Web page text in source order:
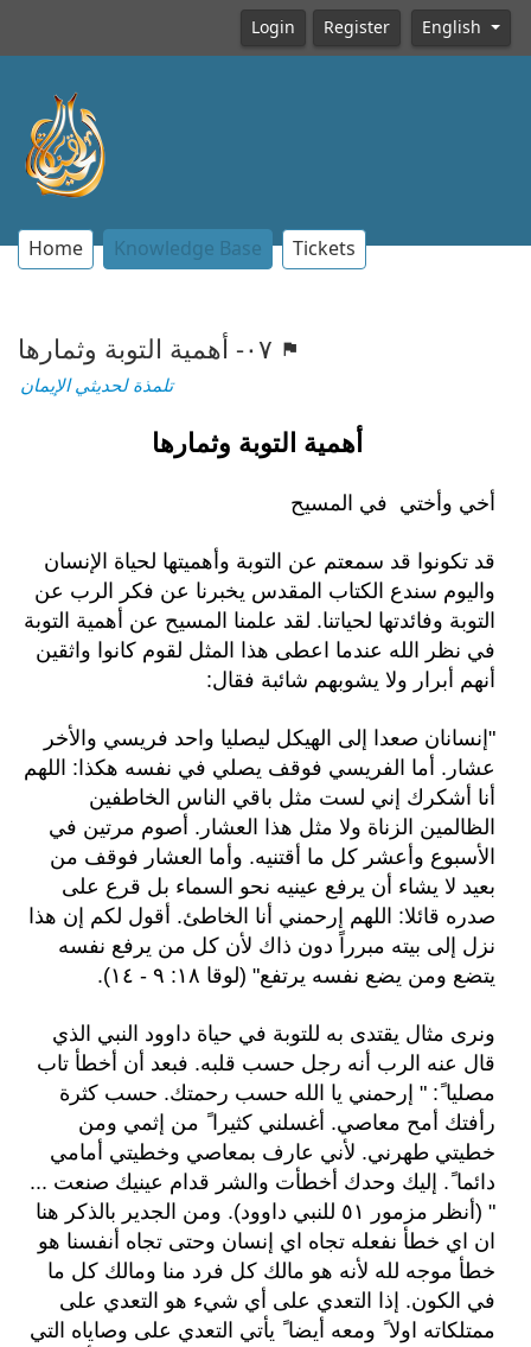
Login Register English
Home Knowledge Base Tickets
تلمذة لحديثي الإيمان
أهمية التوبة وثمارها
أخي وأختي في المسيح
قد تكونوا قد سمعتم عن التوبة وأهميتها لحياة الإنسان
واليوم سندع الكتاب المقدس يخبرنا عن فكر الرب عن
التوبة وفائدتها لحياتنا. لقد علمنا المسيح عن أهمية التوبة
في نظر الله عندما اعطى هذا المثل لقوم كانوا واثقين
أنهم أبرار ولا يشوبهم شائبة فقال:
"إنسانان صعدا إلى الهيكل ليصليا واحد فريسي والأخر
عشار. أما الفريسي فوقف يصلي في نفسه هكذا: اللهم
أنا أشكرك إني لست مثل باقي الناس الخاطفين
الظالمين الزناة ولا مثل هذا العشار. أصوم مرتين في
الأسبوع وأعشر كل ما أقتنيه. وأما العشار فوقف من
بعيد لا يشاء أن يرفع عينيه نحو السماء بل قرع على
صدره قائلا: اللهم إرحمني أنا الخاطئ. أقول لكم إن هذا
نزل إلى بيته مبرراً دون ذاك لأن كل من يرفع نفسه
يتضع ومن يضع نفسه يرتفع" (لوقا ١٨: ٩ - ١٤).
ونرى مثال يقتدى به للتوبة في حياة داوود النبي الذي
قال عنه الرب أنه رجل حسب قلبه. فبعد أن أخطأ تاب
مصليا ً: " إرحمني يا الله حسب رحمتك. حسب كثرة
رأفتك أمح معاصي. أغسلني كثيرا ً من إثمي ومن
خطيتي طهرني. لأني عارف بمعاصي وخطيتي أمامي
دائما ً. إليك وحدك أخطأت والشر قدام عينيك صنعت ...
" (أنظر مزمور ٥١ للنبي داوود). ومن الجدير بالذكر هنا
ان اي خطأ نفعله تجاه اي إنسان وحتى تجاه أنفسنا هو
خطأ موجه لله لأنه هو مالك كل فرد منا ومالك كل ما
في الكون. إذا التعدي على أي شيء هو التعدي على
ممتلكاته اولا ً ومعه أيضا ً يأتي التعدي على وصاياه التي